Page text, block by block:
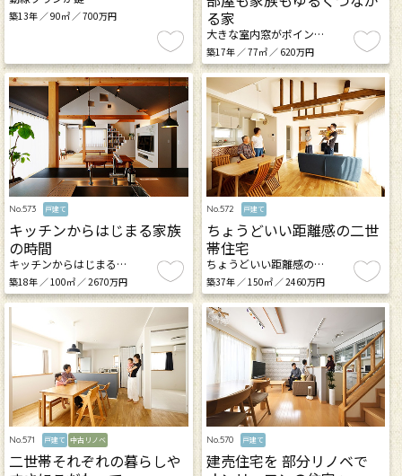
築13年 ／ 90㎡ ／ 700万円
る家
大きな室内窓がポイン…
築17年 ／ 77㎡ ／ 620万円
No.573 戸建て
キッチンからはじまる家族
の時間
キッチンからはじまる…
築18年 ／ 100㎡ ／ 2670万円
No.572 戸建て
ちょうどいい距離感の二世
帯住宅
ちょうどいい距離感の…
築37年 ／ 150㎡ ／ 2460万円
No.571 戸建て 中古リノベ
二世帯それぞれの暮らしや
No.570 戸建て
建売住宅を 部分リノベで